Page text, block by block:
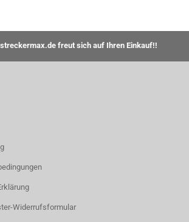
freut sich auf Ihren Einkauf!!
Widerrufsformular